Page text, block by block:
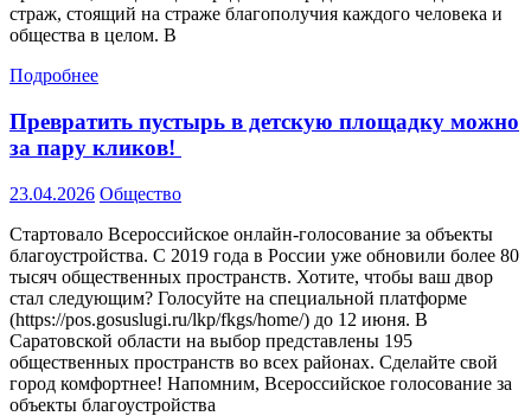
страж, стоящий на страже благополучия каждого человека и
общества в целом. В
Подробнее
Превратить пустырь в детскую площадку можно
за пару кликов!
23.04.2026 Общество
Стартовало Всероссийское онлайн-голосование за объекты
благоустройства. С 2019 года в России уже обновили более 80
тысяч общественных пространств. Хотите, чтобы ваш двор
стал следующим? Голосуйте на специальной платформе
(https://pos.gosuslugi.ru/lkp/fkgs/home/) до 12 июня. В
Саратовской области на выбор представлены 195
общественных пространств во всех районах. Сделайте свой
город комфортнее! Напомним, Всероссийское голосование за
объекты благоустройства